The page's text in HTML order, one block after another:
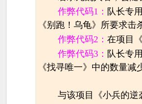
作弊代码1： 队长专
《别跑！乌龟》所要求击
作弊代码2： 在项目
作弊代码3： 队长专
《找寻唯一》中的数量减
与该项目《小兵的